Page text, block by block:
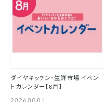
ダイヤキッチン・生鮮市場 イベン
トカレンダー【8月】
2026.08.01